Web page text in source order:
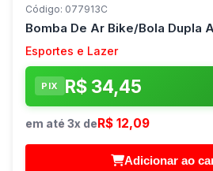
Código: 077913C
Bomba De Ar Bike/Bola Dupla
Esportes e Lazer
PIX R$ 34,45
em até 3x deR$ 12,09
Adicionar ao